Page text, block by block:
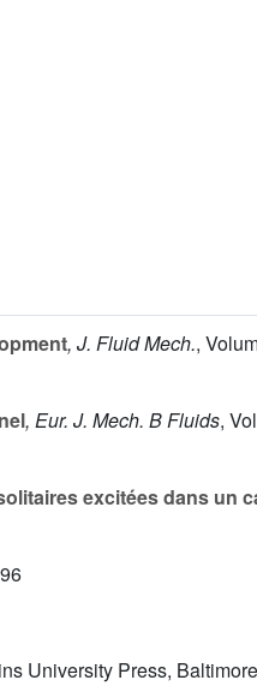
, J. Fluid Mech.,
, Eur. J. Mech. B Fluids,
excitées dans un
University Press,